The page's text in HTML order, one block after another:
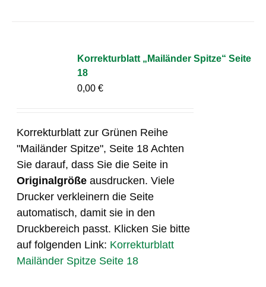
Korrekturblatt „Mailänder Spitze“ Seite
18
0,00€
Korrekturblatt zur Grünen Reihe
"Mailänder Spitze", Seite 18 Achten
Sie darauf, dass Sie die Seite in
Originalgröße ausdrucken. Viele
Drucker verkleinern die Seite
automatisch, damit sie in den
Druckbereich passt. Klicken Sie bitte
auf folgenden Link: Korrekturblatt
Mailänder Spitze Seite 18